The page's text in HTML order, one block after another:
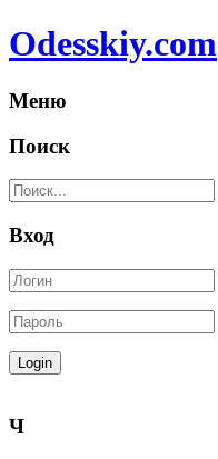
Odesskiy.com
Меню
Поиск
Вход
Ч